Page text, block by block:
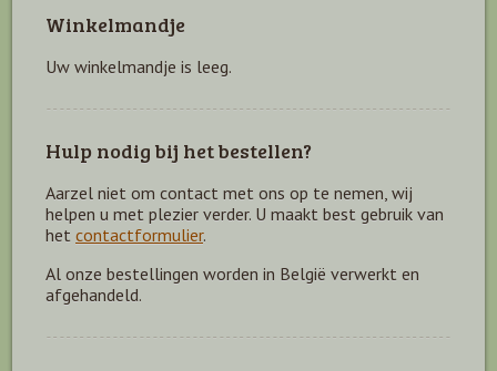
Winkelmandje
Uw winkelmandje is leeg.
Hulp nodig bij het bestellen?
Aarzel niet om contact met ons op te nemen, wij
helpen u met plezier verder. U maakt best gebruik van
het contactformulier.
Al onze bestellingen worden in België verwerkt en
afgehandeld.